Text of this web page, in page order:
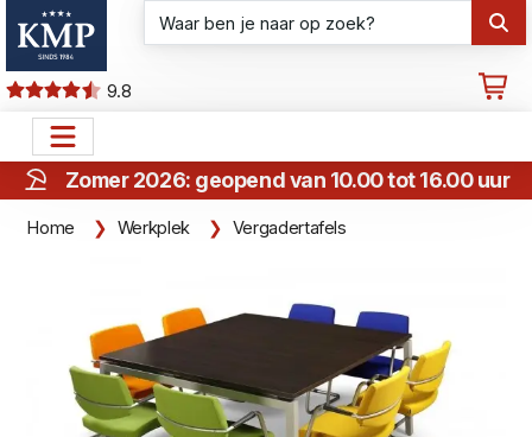
9.8
Zomer 2026: geopend van 10.00 tot 16.00 uur
Home Werkplek Vergadertafels